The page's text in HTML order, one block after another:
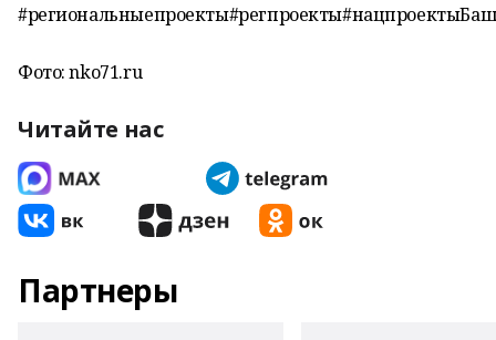
Фото: nko71.ru
Читайте нас
Партнеры